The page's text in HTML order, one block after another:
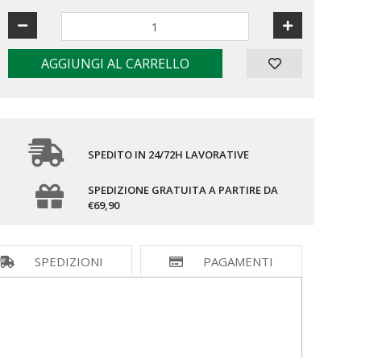
AGGIUNGI AL CARRELLO
SPEDITO IN 24/72H LAVORATIVE
SPEDIZIONE GRATUITA A PARTIRE DA
€69,90
SPEDIZIONI PAGAMENTI